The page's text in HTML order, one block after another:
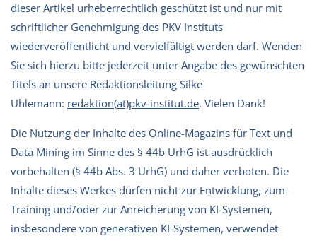
dieser Artikel urheberrechtlich geschützt ist und nur mit
schriftlicher Genehmigung des PKV Instituts
wiederveröffentlicht und vervielfältigt werden darf. Wenden
Sie sich hierzu bitte jederzeit unter Angabe des gewünschten
Titels an unsere Redaktionsleitung Silke
Uhlemann: redaktion(at)pkv-institut.de. Vielen Dank!
Die Nutzung der Inhalte des Online-Magazins für Text und
Data Mining im Sinne des § 44b UrhG ist ausdrücklich
vorbehalten (§ 44b Abs. 3 UrhG) und daher verboten. Die
Inhalte dieses Werkes dürfen nicht zur Entwicklung, zum
Training und/oder zur Anreicherung von KI-Systemen,
insbesondere von generativen KI-Systemen, verwendet